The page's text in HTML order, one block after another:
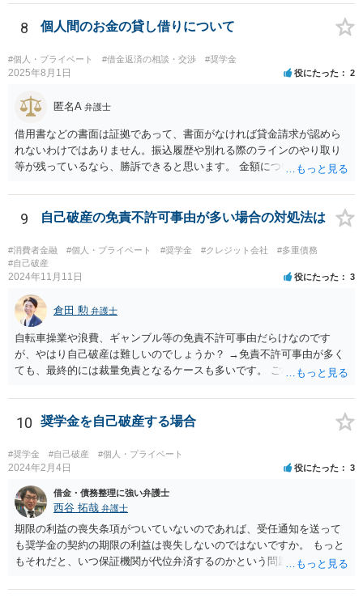
あれば、今のうちから弁護士に相談に行き、今後の対応についてアド
バイスを受けた方が、 不安が軽減されるかもしれません。
8 個人間のお金の貸し借りについて
#個人・プライベート #借金返済の相談・交渉 #奨学金
2025年8月1日 役にたった 2
匿名A 弁護士
借用書などの書面は証拠であって、書面がなければ貸金請求が認めら
れないわけではありません。振込履歴や別れる際のラインのやり取り
等が残っているなら、勝訴できると思います。 金額については、相手
る）」と反論されてラインのやり取りを証拠で提出されると、300万円
の請求が認められない可能性はあると思います。
9 自己破産の免責不許可事由が多い場合の対処法は
#消費者金融 #個人・プライベート #奨学金 #クレジット会社
#多重債務
#自己破産
2024年11月11日 役にたった 3
倉田 勲 弁護士
自転車操業や浪費、ギャンブル等の免責不許可事由だらけなのです
が、やはり自己破産は難しいのでしょうか？ →免責不許可事由が多く
ても、最終的には裁量免責となるケースも多いです。 ご相談内容を拝
で、お近くの法律事務所などでご相談ください。
10 奨学金を自己破産する場合
#奨学金 #自己破産 #個人・プライベート
2024年2月4日 役にたった 3
借金・債務整理に強い弁護士
西谷 拓哉 弁護士
期限の利益の喪失条項がついていないのであれば、受任通知を送って
も奨学金の契約の期限の利益は喪失しないのではないですか。 もっと
もそれだと、いつ保証機関が代位弁済するのかという問題が生じます
ちど、一般論として日本学生支援機構に質問されては如何でしょう